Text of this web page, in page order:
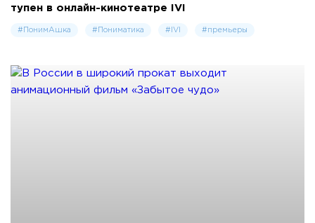
тупен в онлайн-кинотеатре IVI
#ПонимАшка #Пониматика #IVI #премьеры